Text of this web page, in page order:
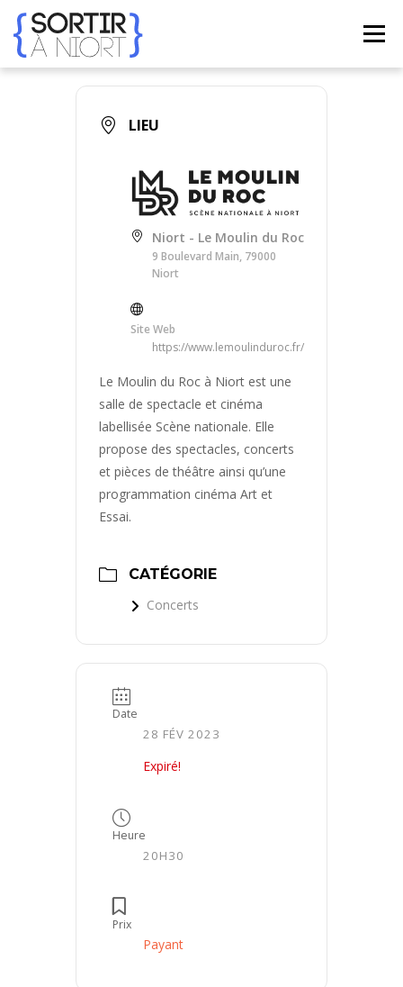
contenu
Menu
CONTACT
LIEU
Niort - Le Moulin du Roc
9 Boulevard Main, 79000
Niort
Site Web
https://www.lemoulinduroc.fr/
Le Moulin du Roc à Niort est une
salle de spectacle et cinéma
labellisée Scène nationale. Elle
propose des spectacles, concerts
et pièces de théâtre ainsi qu’une
programmation cinéma Art et
Essai.
CATÉGORIE
Concerts
Date
28 FÉV 2023
Expiré!
Heure
20H30
Prix
Payant